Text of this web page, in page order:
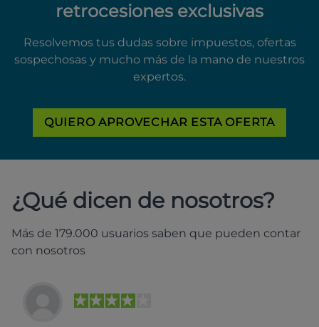
retrocesiones exclusivas
Resolvemos tus dudas sobre impuestos, ofertas
sospechosas y mucho más de la mano de nuestros
expertos.
QUIERO APROVECHAR ESTA OFERTA
¿Qué dicen de nosotros?
Más de 179.000 usuarios saben que pueden contar
con nosotros